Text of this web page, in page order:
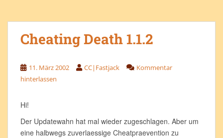
Cheating Death 1.1.2
11. März 2002 CC|Fastjack
Kommentar
hinterlassen
Hi!
Der Updatewahn hat mal wieder zugeschlagen. Aber um
eine halbwegs zuverlaessige Cheatpraevention zu